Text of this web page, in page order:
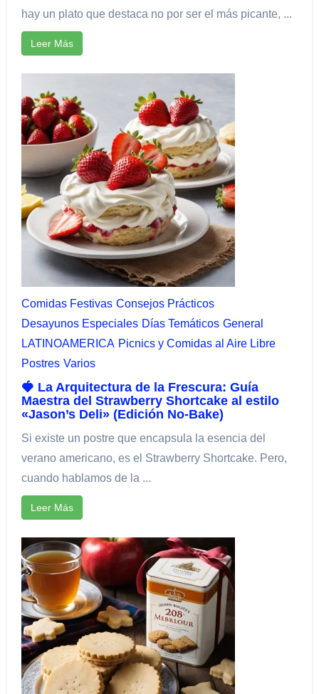
hay un plato que destaca no por ser el más picante, ...
Leer Más
Comidas Festivas​ Consejos Prácticos
Desayunos Especiales Días Temáticos General
LATINOAMERICA Picnics y Comidas al Aire Libre​
Postres Varios
🍓 La Arquitectura de la Frescura: Guía
Maestra del Strawberry Shortcake al estilo
«Jason’s Deli» (Edición No-Bake)
Si existe un postre que encapsula la esencia del
verano americano, es el Strawberry Shortcake. Pero,
cuando hablamos de la ...
Leer Más